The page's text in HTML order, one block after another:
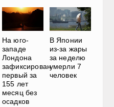
На юго-
западе
Лондона
зафиксирован
первый за
155 лет
месяц без
осадков
В Японии
из-за жары
за неделю
умерли 7
человек